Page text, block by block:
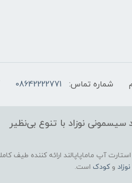
شماره تماس: 08642222771
نوزاد با تنوع بی‌نظیر
آپ ماماپاپالند ارائه کننده طیف
نوزاد وکودک است.